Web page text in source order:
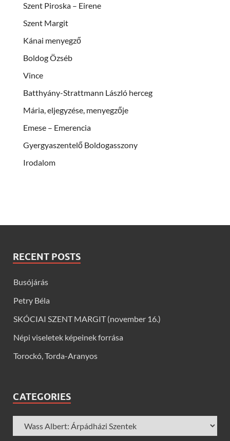
Szent Piroska – Eirene
Szent Margit
Kánai menyegző
Boldog Özséb
Vince
Batthyány-Strattmann László herceg
Mária, eljegyzése, menyegzője
Emese – Emerencia
Gyergyaszentelő Boldogasszony
Irodalom
RECENT POSTS
Busójárás
Petry Béla
SKÓCIAI SZENT MARGIT (november 16.)
Népi viseletek képeinek forrása
Torockó, Torda-Aranyos
CATEGORIES